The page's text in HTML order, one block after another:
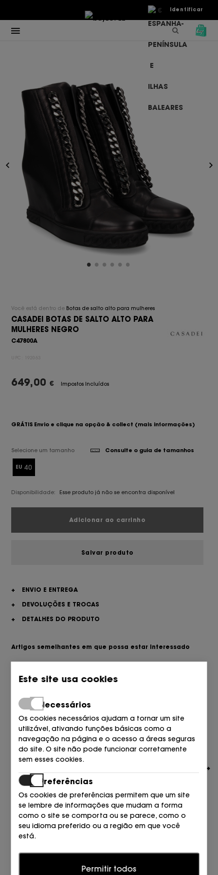
Identificar
€
Você está dentro de Botas de salto alto para mulheres
CASADEI BOTAS DE SALTO ALTO PARA
MULHERES NEGRO
C47800A
UPC: 192063
649,00 € Impostos Incluídos
GRÁTIS Envio e clique na opção & collect (mais informações)
Selecione um tamanho Consulte o guia de tamanhos
EU 40
Disponibilidade: Esse produto já não se encontra disponível
Adicionar ao carrinho
Salvar produto
+
ENVIO E ENTREGA
+
DEVOLUÇÕES E TROCAS
+
DETALHES DO PRODUTO
Artigos semelhantes em que possa estar interessado
CASADEI
BOTIN PLATAFORMA PIEL LICRA NEGRO PRETO
795,00€
Este site usa cookies
Necessários
Os cookies necessários ajudam a tornar um site
utilizável, ativando funções básicas como a
navegação na página e o acesso a áreas seguras
do site. O site não pode funcionar corretamente
sem esses cookies.
Preferências
Os cookies de preferências permitem que um site
se lembre de informações que mudam a forma
como o site se comporta ou se parece, como o
seu idioma preferido ou a região em que você
está.
Os cookies estatísticos ajudam os proprietários de
Permitir todos